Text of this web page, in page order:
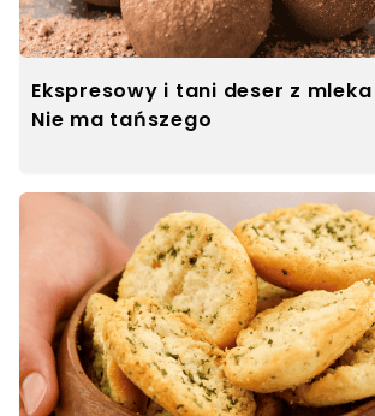
Ekspresowy i tani deser z
Nie ma tańszego